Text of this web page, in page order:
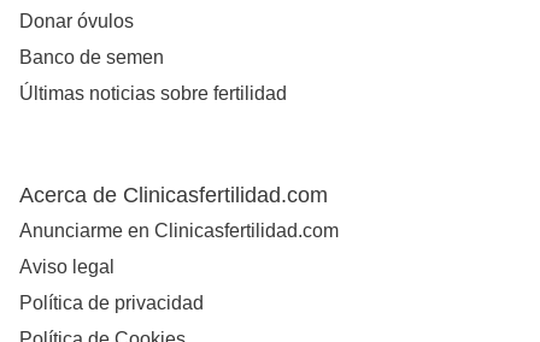
Donar óvulos
Banco de semen
Últimas noticias sobre fertilidad
Acerca de Clinicasfertilidad.com
Anunciarme en Clinicasfertilidad.com
Aviso legal
Política de privacidad